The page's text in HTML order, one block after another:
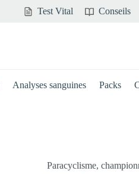
Test Vital Conseils
Analyses sanguines Packs
Paracyclisme,